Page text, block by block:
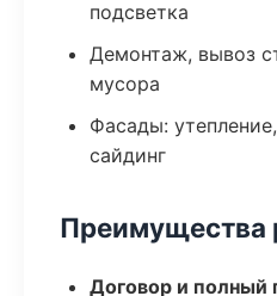
подсветка
Демонтаж, вывоз
мусора
Фасады:
сайдинг
Преимущества
Договор и полный